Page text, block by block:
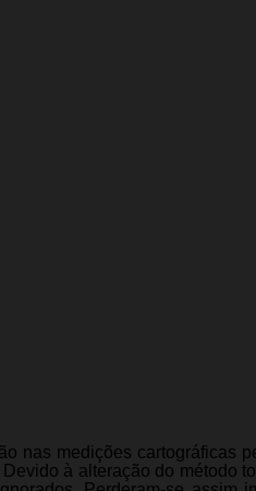
nas medições cartográficas
à alteração do método